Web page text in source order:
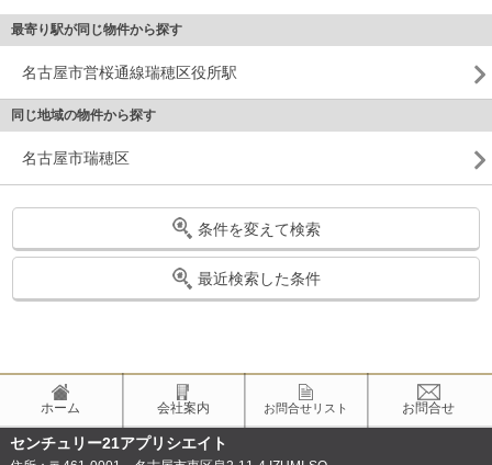
最寄り駅が同じ物件から探す
名古屋市営桜通線瑞穂区役所駅
同じ地域の物件から探す
名古屋市瑞穂区
条件を変えて検索
最近検索した条件
ホーム 会社案内 お問合せリスト お問合せ
センチュリー21アプリシエイト